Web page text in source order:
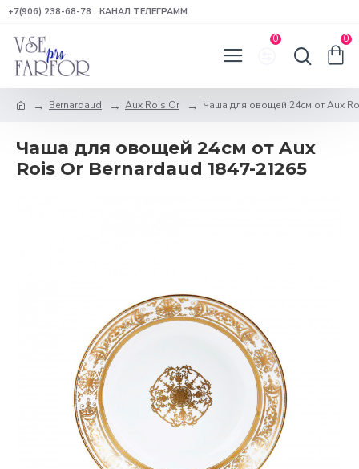
+7(906) 238-68-78 КАНАЛ ТЕЛЕГРАММ
0 0
Bernardaud Aux Rois Or Чаша для овощей 24см от Aux
Чаша для овощей 24см от Aux
Rois Or Bernardaud 1847-21265